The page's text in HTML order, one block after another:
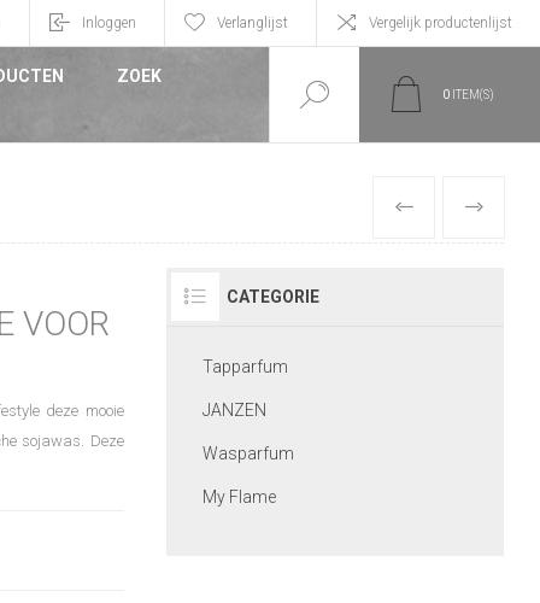
Inloggen Verlanglijst Vergelijk productenlijst
ZOEK
0 ITEM(S)
VORIGE
VOOR
deze mooie
sojawas. Deze
CATEGORIE
Tapparfum
JANZEN
Wasparfum
My Flame